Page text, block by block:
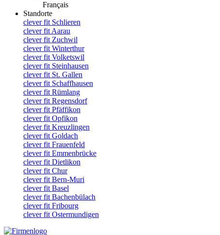
Français
Standorte
clever fit Schlieren
clever fit Aarau
clever fit Zuchwil
clever fit Winterthur
clever fit Volketswil
clever fit Steinhausen
clever fit St. Gallen
clever fit Schaffhausen
clever fit Rümlang
clever fit Regensdorf
clever fit Pfäffikon
clever fit Opfikon
clever fit Kreuzlingen
clever fit Goldach
clever fit Frauenfeld
clever fit Emmenbrücke
clever fit Dietlikon
clever fit Chur
clever fit Bern-Muri
clever fit Basel
clever fit Bachenbülach
clever fit Fribourg
clever fit Ostermundigen